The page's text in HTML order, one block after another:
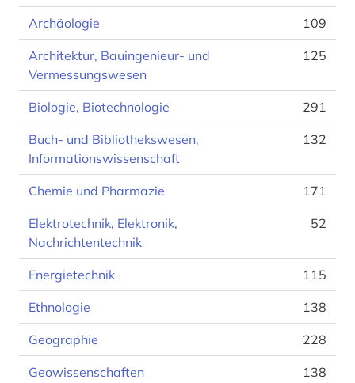
Archäologie 109
Architektur, Bauingenieur- und
Vermessungswesen
125
Biologie, Biotechnologie 291
Buch- und Bibliothekswesen,
Informationswissenschaft
132
Chemie und Pharmazie 171
Elektrotechnik, Elektronik,
Nachrichtentechnik
52
Energietechnik 115
Ethnologie 138
Geographie 228
Geowissenschaften 138